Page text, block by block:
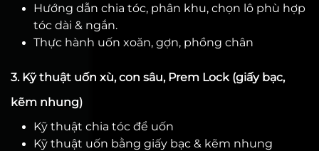
Hướng dẫn chia tóc, phân khu, chọn lô phù hợp
tóc dài & ngắn.
Thực hành uốn xoăn, gợn, phồng chân
3. Kỹ thuật uốn xù, con sâu, Prem Lock (giấy bạc,
kẽm nhung)
Kỹ thuật chia tóc để uốn
Kỹ thuật uốn bằng giấy bạc & kẽm nhung